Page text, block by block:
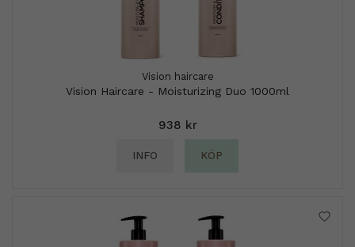
Vision haircare
Vision Haircare - Moisturizing Duo 1000ml
938 kr
INFO KÖP